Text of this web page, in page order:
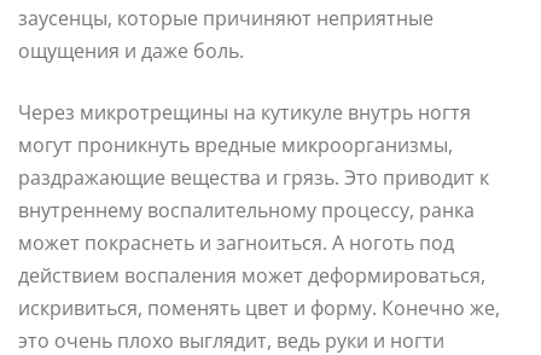
заусенцы, которые причиняют неприятные
ощущения и даже боль.
Через микротрещины на кутикуле внутрь ногтя
могут проникнуть вредные микроорганизмы,
раздражающие вещества и грязь. Это приводит к
внутреннему воспалительному процессу, ранка
может покраснеть и загноиться. А ноготь под
действием воспаления может деформироваться,
искривиться, поменять цвет и форму. Конечно же,
это очень плохо выглядит, ведь руки и ногти